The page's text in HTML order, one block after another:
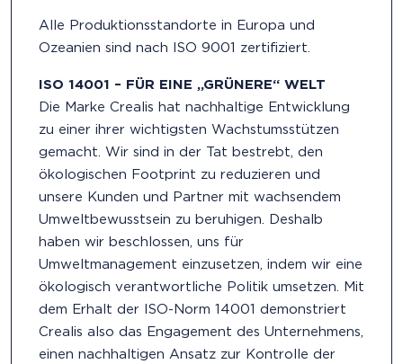
Alle Produktionsstandorte in Europa und
Ozeanien sind nach ISO 9001 zertifiziert.
ISO 14001 – FÜR EINE „GRÜNERE“ WELT
Die Marke Crealis hat nachhaltige Entwicklung
zu einer ihrer wichtigsten Wachstumsstützen
gemacht. Wir sind in der Tat bestrebt, den
ökologischen Footprint zu reduzieren und
unsere Kunden und Partner mit wachsendem
Umweltbewusstsein zu beruhigen. Deshalb
haben wir beschlossen, uns für
Umweltmanagement einzusetzen, indem wir eine
ökologisch verantwortliche Politik umsetzen. Mit
dem Erhalt der ISO-Norm 14001 demonstriert
Crealis also das Engagement des Unternehmens,
einen nachhaltigen Ansatz zur Kontrolle der